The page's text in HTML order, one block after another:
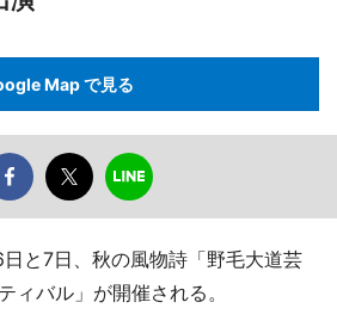
Map で見る
と7日、秋の風物詩「野毛大道芸
ィバル」が開催される。